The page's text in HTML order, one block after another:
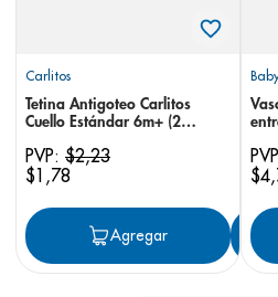
Carlitos
Tetina Antigoteo Carlitos
Cuello Estándar 6m+ (2
PVP: $2,23
$1 ,78
Agregar
$4,